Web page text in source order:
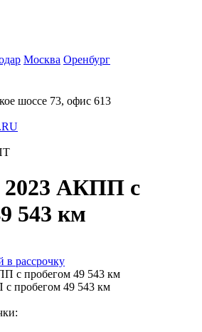
Москва Оренбург
шоссе 73, офис 613
2023 АКПП с
543 км
в рассрочку
с пробегом 49 543 км
пробегом 49 543 км